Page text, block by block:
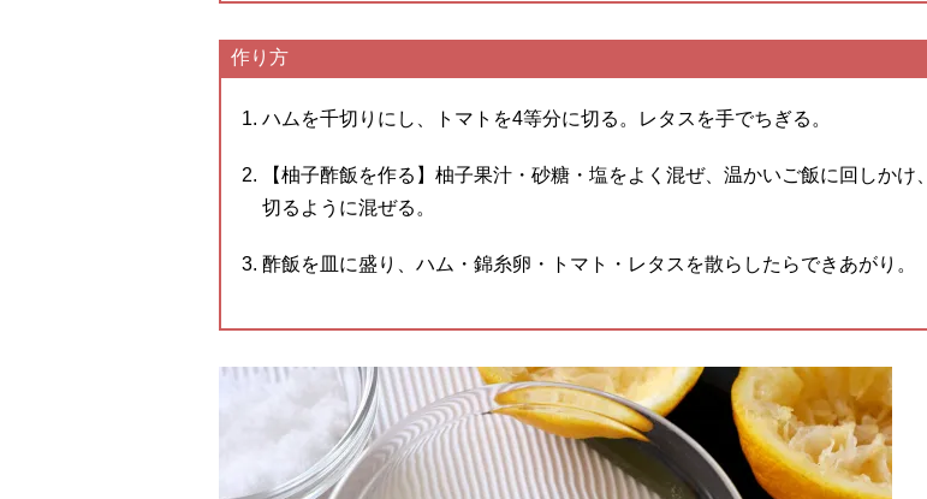
作り方
ハムを千切りにし、トマトを4等分に切る。レタスを手でちぎる。
【柚子酢飯を作る】柚子果汁・砂糖・塩をよく混ぜ、温かいご飯に回しかけ、
切るように混ぜる。
酢飯を皿に盛り、ハム・錦糸卵・トマト・レタスを散らしたらできあがり。